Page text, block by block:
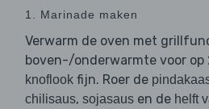
1. Marinade maken
Verwarm de oven met
boven-/onderwarmte voor op
knoflook fijn. Roer de
chilisaus, sojasaus en de helft